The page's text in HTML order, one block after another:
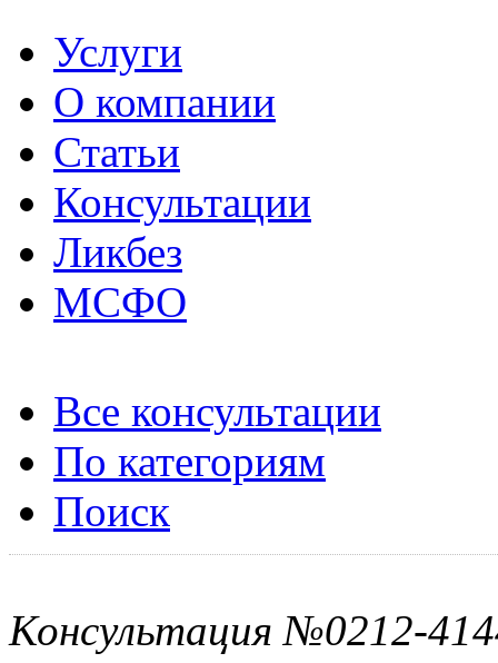
Услуги
О компании
Статьи
Консультации
Ликбез
МСФО
Все консультации
По категориям
Поиск
Консультация №0212-